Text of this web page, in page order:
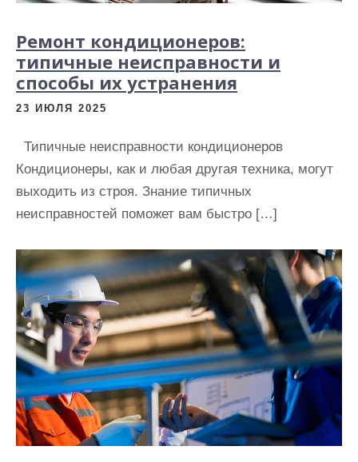
Ремонт кондиционеров:
типичные неисправности и
способы их устранения
23 ИЮЛЯ 2025
Типичные неисправности кондиционеров
Кондиционеры, как и любая другая техника, могут
выходить из строя. Знание типичных
неисправностей поможет вам быстро […]